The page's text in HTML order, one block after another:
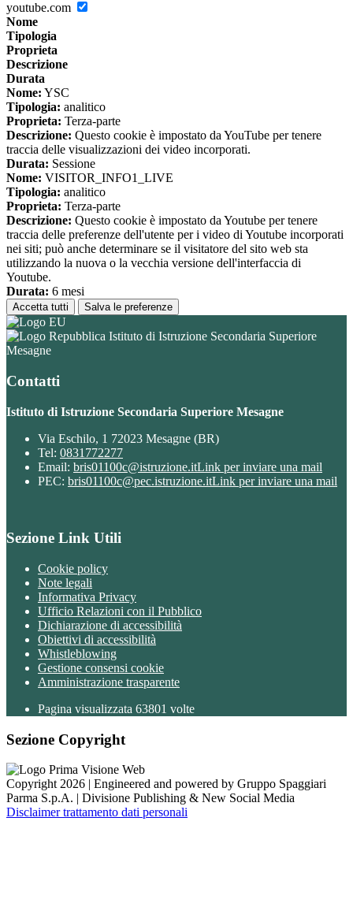
youtube.com
Nome
Tipologia
Proprieta
Descrizione
Durata
Nome: YSC
Tipologia: analitico
Proprieta: Terza-parte
Descrizione: Questo cookie è impostato da YouTube per tenere
traccia delle visualizzazioni dei video incorporati.
Durata: Sessione
Nome: VISITOR_INFO1_LIVE
Tipologia: analitico
Proprieta: Terza-parte
Descrizione: Questo cookie è impostato da Youtube per tenere
traccia delle preferenze dell'utente per i video di Youtube incorporati
nei siti; può anche determinare se il visitatore del sito web sta
utilizzando la nuova o la vecchia versione dell'interfaccia di
Youtube.
Durata: 6 mesi
Accetta tutti Salva le preferenze
Istituto di Istruzione Secondaria Superiore
Mesagne
Contatti
Istituto di Istruzione Secondaria Superiore Mesagne
Via Eschilo, 1 72023 Mesagne (BR)
Tel: 0831772277
Email: bris01100c@istruzione.itLink per inviare una mail
PEC: bris01100c@pec.istruzione.itLink per inviare una mail
Sezione Link Utili
Cookie policy
Note legali
Informativa Privacy
Ufficio Relazioni con il Pubblico
Dichiarazione di accessibilità
Obiettivi di accessibilità
Whistleblowing
Gestione consensi cookie
Amministrazione trasparente
Pagina visualizzata 63801 volte
Sezione Copyright
Copyright 2026 | Engineered and powered by Gruppo Spaggiari
Parma S.p.A. | Divisione Publishing & New Social Media
Disclaimer trattamento dati personali